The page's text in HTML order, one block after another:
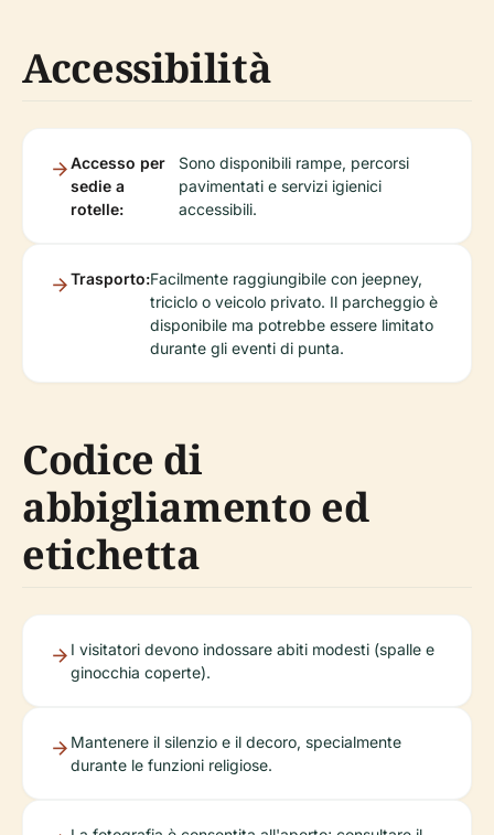
Accessibilità
Accesso per
sedie a
rotelle:
Sono disponibili rampe, percorsi
pavimentati e servizi igienici
accessibili.
Trasporto:Facilmente raggiungibile con jeepney,
triciclo o veicolo privato. Il parcheggio è
disponibile ma potrebbe essere limitato
durante gli eventi di punta.
Codice di
abbigliamento ed
etichetta
I visitatori devono indossare abiti modesti (spalle e
ginocchia coperte).
Mantenere il silenzio e il decoro, specialmente
durante le funzioni religiose.